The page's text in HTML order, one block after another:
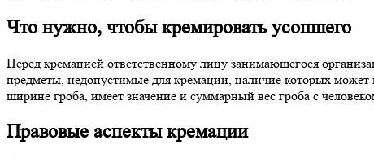
Что нужно, чтобы кремировать усопшего
Перед кремацией ответственному лицу занимающегося
предметы, недопустимые для кремации, наличие которых
ширине гроба, имеет значение и суммарный вес гроба с
Правовые аспекты кремации